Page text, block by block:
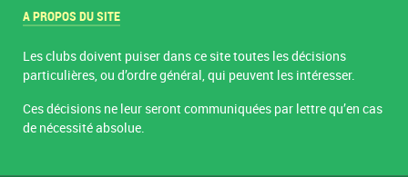
A PROPOS DU SITE
Les clubs doivent puiser dans ce site toutes les décisions
particulières, ou d’ordre général, qui peuvent les intéresser.
Ces décisions ne leur seront communiquées par lettre qu’en cas
de nécessité absolue.